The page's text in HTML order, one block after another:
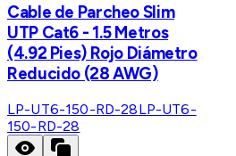
Cable de Parcheo Slim
UTP Cat6 - 1.5 Metros
(4.92 Pies) Rojo Diámetro
Reducido (28 AWG)
LP-UT6-150-RD-28LP-UT6-
150-RD-28